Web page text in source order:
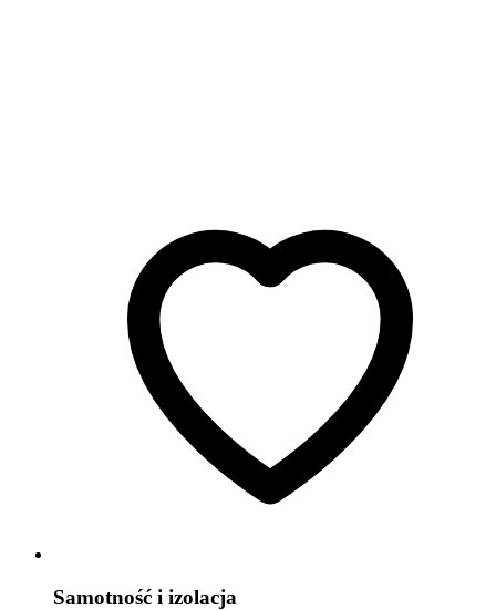
Samotność i izolacja